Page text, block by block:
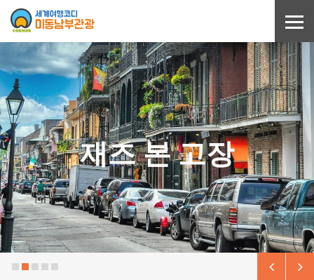
아틀란타 다운타운
Georgia On My
Mind
뉴올리언스
재즈 본 고장